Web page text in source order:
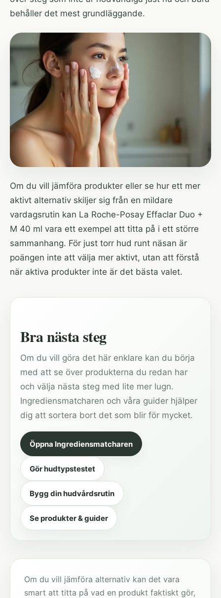
behåller det mest grundläggande.
Om du vill jämföra produkter eller se hur ett mer
aktivt alternativ skiljer sig från en mildare
vardagsrutin kan La Roche-Posay Effaclar Duo +
M 40 ml vara ett exempel att titta på i ett större
sammanhang. För just torr hud runt näsan är
poängen inte att välja mer aktivt, utan att förstå
när aktiva produkter inte är det bästa valet.
Bra nästa steg
Om du vill göra det här enklare kan du börja
med att se över produkterna du redan har
och välja nästa steg med lite mer lugn.
Ingrediensmatcharen och våra guider hjälper
dig att sortera bort det som blir för mycket.
Öppna Ingrediensmatcharen
Gör hudtypstestet
Bygg din hudvårdsrutin
Se produkter & guider
Om du vill jämföra alternativ kan det vara
smart att titta på vad en produkt faktiskt gör,